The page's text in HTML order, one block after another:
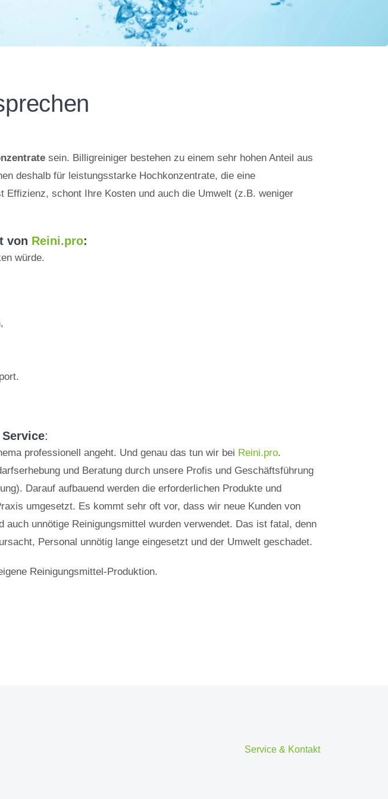
sein. Billigreiniger bestehen zu einem sehr hohen Anteil aus
deshalb für leistungsstarke Hochkonzentrate, die eine
schont Ihre Kosten und auch die Umwelt (z.B. weniger
von Reini.pro:
würde.
:
professionell angeht. Und genau das tun wir bei Reini.pro.
und Beratung durch unsere Profis und Geschäftsführung
Darauf aufbauend werden die erforderlichen Produkte und
umgesetzt. Es kommt sehr oft vor, dass wir neue Kunden von
unnötige Reinigungsmittel wurden verwendet. Das ist fatal, denn
Personal unnötig lange eingesetzt und der Umwelt geschadet.
Reinigungsmittel-Produktion.
Service & Kontakt